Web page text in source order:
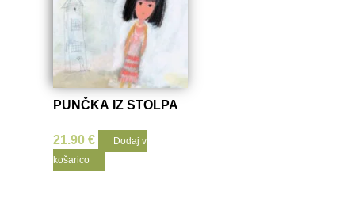
PUNČKA IZ STOLPA
21.90€
Dodaj v
košarico